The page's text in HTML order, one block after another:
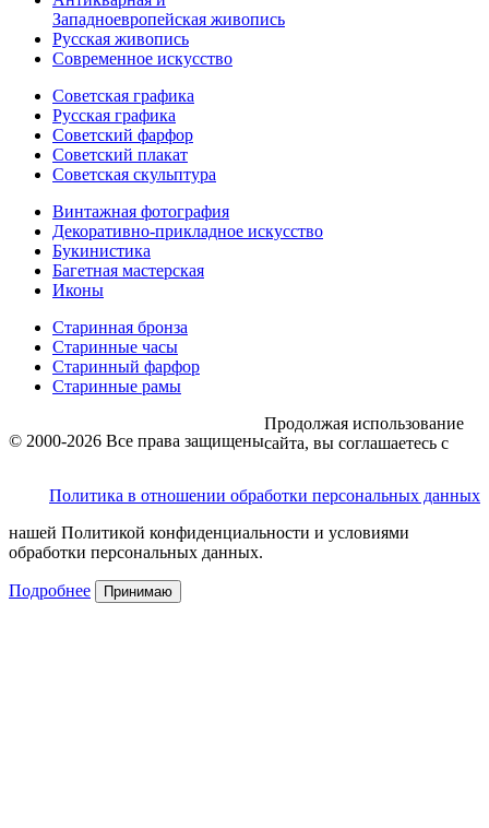
Западноевропейская живопись
Русская живопись
Современное искусство
Советская графика
Русская графика
Советский фарфор
Советский плакат
Советская скульптура
Винтажная фотография
Декоративно-прикладное искусство
Букинистика
Багетная мастерская
Иконы
Старинная бронза
Старинные часы
Старинный фарфор
Старинные рамы
© 2000-2026 Все права защищены
Политика в отношении обработки персональных данных
Продолжая использование
сайта, вы соглашаетесь с
нашей Политикой конфиденциальности и условиями
обработки персональных данных.
Подробнее Принимаю